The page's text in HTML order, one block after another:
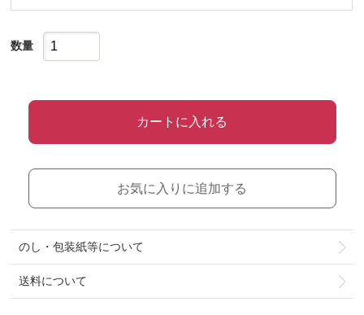
数量
カートに入れる
お気に入りに追加する
のし・包装紙等について
送料について